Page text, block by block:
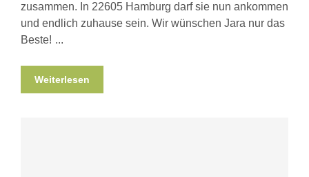
zusammen. In 22605 Hamburg darf sie nun ankommen
und endlich zuhause sein. Wir wünschen Jara nur das
Beste!
Weiterlesen